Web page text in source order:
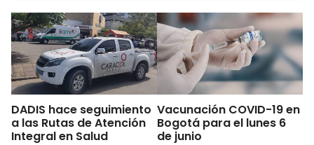
DADIS hace seguimiento
a las Rutas de Atención
Integral en Salud
Vacunación COVID-19 en
Bogotá para el lunes 6
de junio